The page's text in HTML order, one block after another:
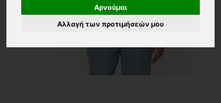
Αρνούμαι
Αλλαγή των προτιμήσεών μου